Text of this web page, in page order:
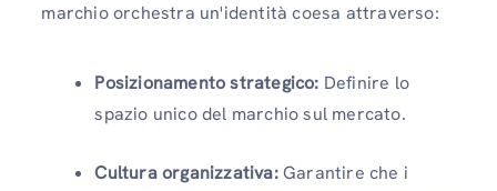
marchio orchestra un'identità coesa attraverso:
Posizionamento strategico: Definire lo
spazio unico del marchio sul mercato.
Cultura organizzativa:Garantire che i